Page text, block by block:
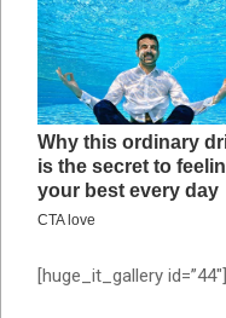
[huge_it_gallery id=”44″]